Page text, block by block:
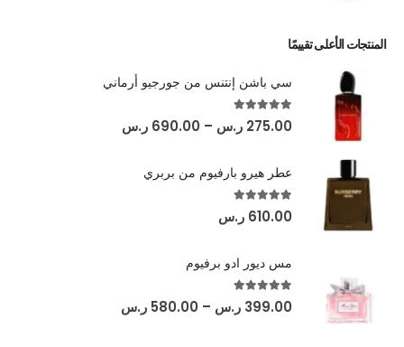
المنتجات الأعلى تقييمًا
سي باشن إنتنس من جورجيو أرماني
5.00
out of 5
275.00 ر.س –
690.00 ر.س
عطر هيرو بارفيوم من بربري
5.00
out of 5
610.00 ر.س
مس ديور ادو برفيوم
5.00
out of 5
399.00 ر.س –
580.00 ر.س